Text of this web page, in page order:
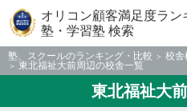
オリコン顧客満足度ラン
塾・学習塾 検索
塾、スクールのランキング・比較 校舎
東北福祉大前周辺の校舎一覧
東北福祉大